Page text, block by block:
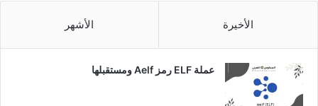
الأخيرة الأشهر
عملة ELF رمز Aelf ومستقبلها